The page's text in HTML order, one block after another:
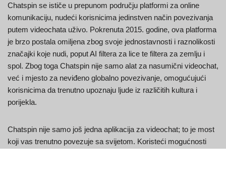
Chatspin se ističe u prepunom području platformi za online
komunikaciju, nudeći korisnicima jedinstven način povezivanja
putem videochata uživo. Pokrenuta 2015. godine, ova platforma
je brzo postala omiljena zbog svoje jednostavnosti i raznolikosti
značajki koje nudi, poput AI filtera za lice te filtera za zemlju i
spol. Zbog toga Chatspin nije samo alat za nasumični videochat,
već i mjesto za neviđeno globalno povezivanje, omogućujući
korisnicima da trenutno upoznaju ljude iz različitih kultura i
porijekla.
Chatspin nije samo još jedna aplikacija za videochat; to je most
koji vas trenutno povezuje sa svijetom. Koristeći mogućnosti